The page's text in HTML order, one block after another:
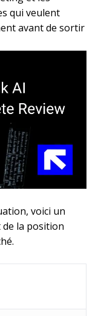
qui veulent
avant de sortir
voici un
de la position